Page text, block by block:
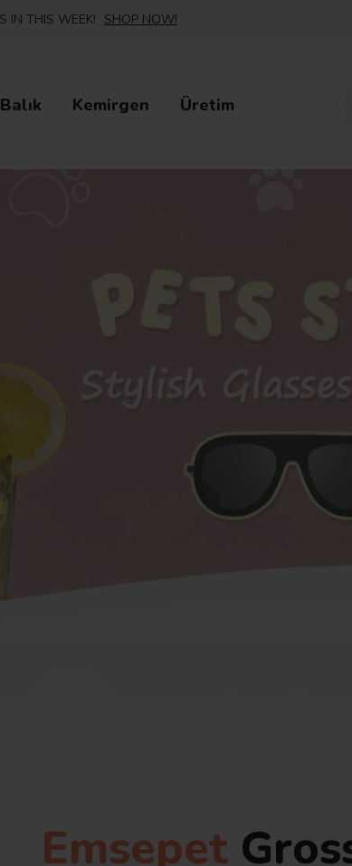
IN THIS WEEK! SHOP NOW!
Balık Kemirgen Üretim
Emsepet